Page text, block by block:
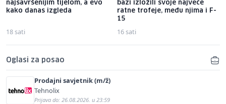
najsavršenijim tijelom, a evo
kako danas izgleda
18 sati
bazi izložili svoje najveće
ratne trofeje, među njima i F-
15
16 sati
Oglasi za posao
Prodajni savjetnik (m/ž)
Tehnolix
Prijava do: 26.08.2026. u 23:59